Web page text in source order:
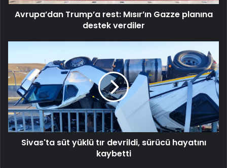
Avrupa’dan Trump’a rest: Mısır’ın Gazze planına
destek verdiler
yüklü
tır
devrildi,
sürücü
hayatını
kaybetti
Sivas'ta süt yüklü tır devrildi, sürücü hayatını
kaybetti